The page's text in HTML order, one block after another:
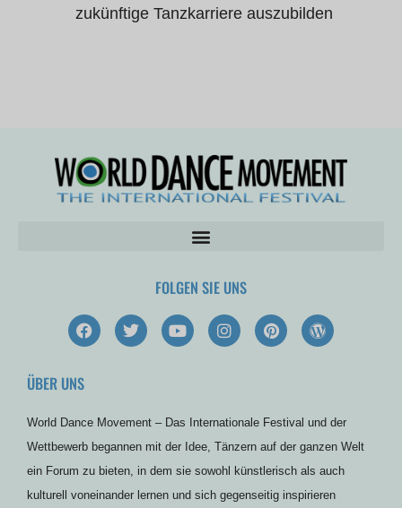
zukünftige Tanzkarriere auszubilden
FOLGEN SIE UNS
F
a
c
b
o
T
w
i
r
Y
o
u
e
I
n
s
r
m
P
i
n
e
t
W
o
r
e
s
ÜBER UNS
World Dance Movement – Das Internationale Festival und der
Wettbewerb begannen mit der Idee, Tänzern auf der ganzen Welt
ein Forum zu bieten, in dem sie sowohl künstlerisch als auch
kulturell voneinander lernen und sich gegenseitig inspirieren